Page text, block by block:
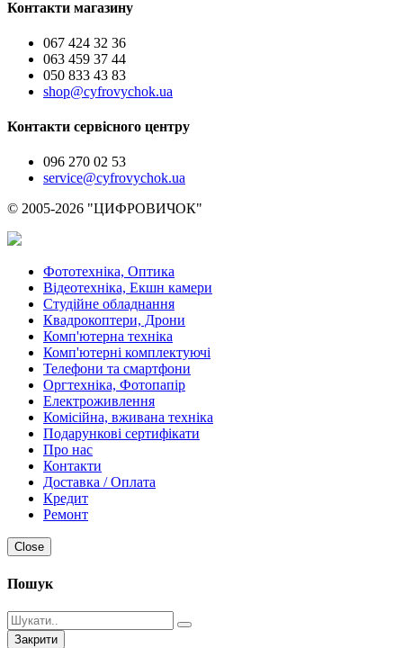
Контакти магазину
067 424 32 36
063 459 37 44
050 833 43 83
shop@cyfrovychok.ua
Контакти сервісного центру
096 270 02 53
service@cyfrovychok.ua
© 2005-2026 "ЦИФРОВИЧОК"
Фототехніка, Оптика
Відеотехніка, Екшн камери
Студійне обладнання
Квадрокоптери, Дрони
Комп'ютерна техніка
Комп'ютерні комплектуючі
Телефони та смартфони
Оргтехніка, Фотопапір
Електроживлення
Комісійна, вживана техніка
Подарункові сертифікати
Про нас
Контакти
Доставка / Оплата
Кредит
Ремонт
Close
Пошук
Закрити